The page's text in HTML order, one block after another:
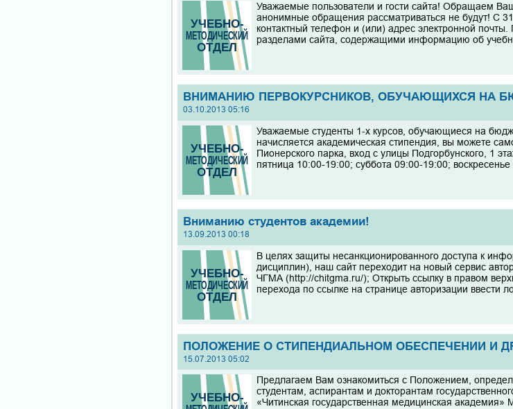
Уважаемые пользователи и гости сайта! Обращаем
анонимные обращения рассматриваться не будут! С
контактный телефон и (или) адрес электронной
разделами сайта, содержащими информацию об
ВНИМАНИЮ ПЕРВОКУРСНИКОВ, ОБУЧАЮЩИХСЯ НА
03.10.2013 05:16
Уважаемые студенты 1-х курсов, обучающиеся на
начисляется академическая стипендия, вы можете
Пионерского парка, вход с улицы Подгорбунского, 1
пятница 10:00-19:00; суббота 09:00-19:00;
Вниманию студентов академии!
13.09.2013 00:18
В целях защиты несанкционированного доступа к
дисциплин), наш сайт переходит на новый сервис
ЧГМА (http://chitgma.ru/); Открыть ссылку в правом
перехода по ссылке на странице авторизации ввести
ПОЛОЖЕНИЕ О СТИПЕНДИАЛЬНОМ ОБЕСПЕЧЕНИИ И
15.07.2013 05:02
Предлагаем Вам ознакомиться с Положением,
студентам, аспирантам и докторантам
«Читинская государственная медицинская академия»